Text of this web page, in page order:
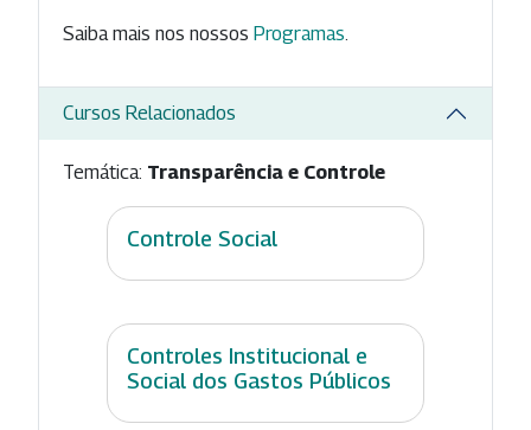
Saiba mais nos nossos Programas
Cursos Relacionados
Temática: Transparência e Controle
Controle Social
Controles Institucional e
Social dos Gastos Públicos